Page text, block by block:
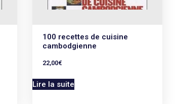
100 recettes de cuisine
cambodgienne
22,00€
Lire la suite